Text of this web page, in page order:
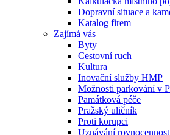
Dopravní situace a
Katalog firem
Zajímá vás
Byty
Cestovní ruch
Kultura
Inovační služby HMP
Možnosti parkování v
Památková péče
Pražský uličník
Proti korupci
Uznávání